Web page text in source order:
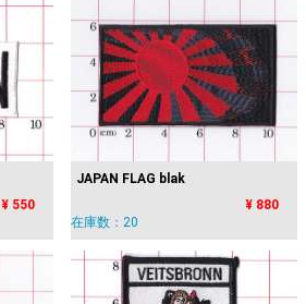
¥ 550
JAPAN FLAG blak
¥ 880
在庫数：20